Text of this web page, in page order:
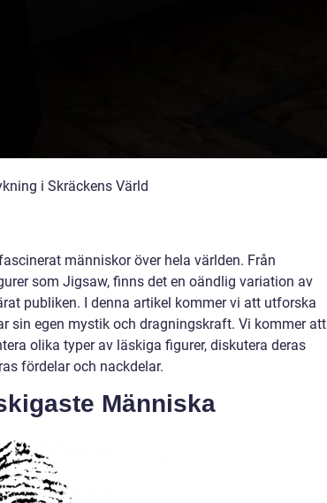
i Skräckens Värld
människor över hela världen. Från
som Jigsaw, finns det en oändlig variation av
publiken. I denna artikel kommer vi att utforska
sin egen mystik och dragningskraft. Vi kommer att
olika typer av läskiga figurer, diskutera deras
fördelar och nackdelar.
Människa